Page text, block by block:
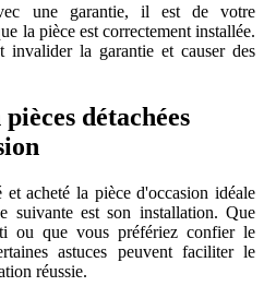
une garantie, il est de votre
la pièce est correctement installée.
invalider la garantie et causer des
détachées
acheté la pièce d'occasion idéale
suivante est son installation. Que
ou que vous préfériez confier le
astuces peuvent faciliter le
réussie.